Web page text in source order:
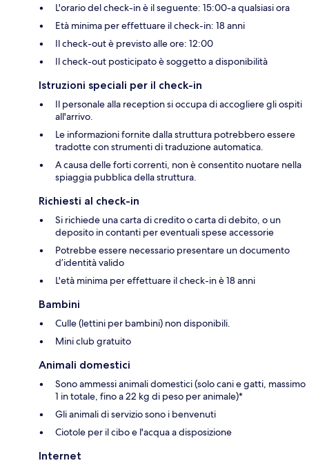
L'orario del check-in è il seguente: 15:00-a qualsiasi ora
Età minima per effettuare il check-in: 18 anni
Il check-out è previsto alle ore: 12:00
Il check-out posticipato è soggetto a disponibilità
Istruzioni speciali per il check-in
Il personale alla reception si occupa di accogliere gli ospiti
all'arrivo.
Le informazioni fornite dalla struttura potrebbero essere
tradotte con strumenti di traduzione automatica.
A causa delle forti correnti, non è consentito nuotare nella
spiaggia pubblica della struttura.
Richiesti al check-in
Si richiede una carta di credito o carta di debito, o un
deposito in contanti per eventuali spese accessorie
Potrebbe essere necessario presentare un documento
d’identità valido
L'età minima per effettuare il check-in è 18 anni
Bambini
Culle (lettini per bambini) non disponibili.
Mini club gratuito
Animali domestici
Sono ammessi animali domestici (solo cani e gatti, massimo
1 in totale, fino a 22 kg di peso per animale)*
Gli animali di servizio sono i benvenuti
Ciotole per il cibo e l'acqua a disposizione
Internet